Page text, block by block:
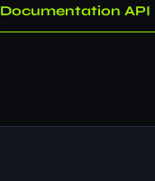
Documentation API